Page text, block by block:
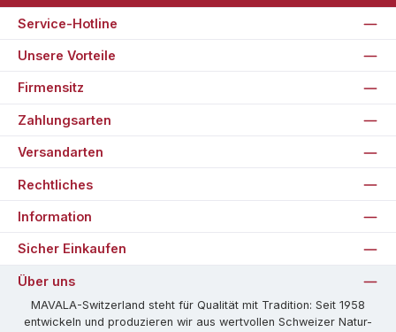
Service-Hotline
Rechtliches
Information
Unsere Vorteile
Firmensitz
Zahlungsarten
Versandarten
Sicher Einkaufen
Über uns
MAVALA-Switzerland steht für Qualität mit Tradition: Seit 1958
entwickeln und produzieren wir aus wertvollen Schweizer Natur-